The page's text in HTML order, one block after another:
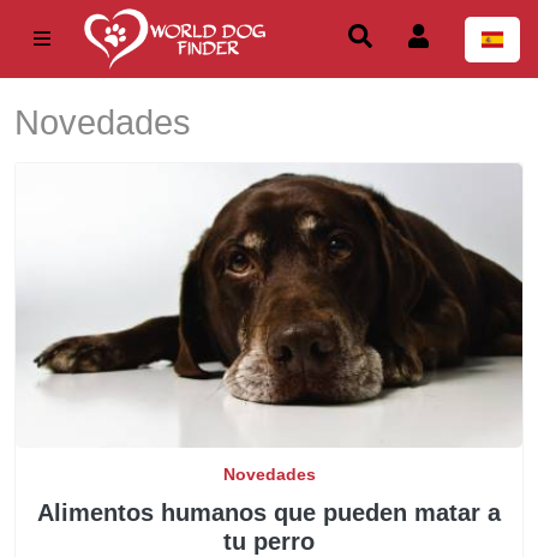
Novedades
Novedades
Alimentos humanos que pueden matar a
tu perro